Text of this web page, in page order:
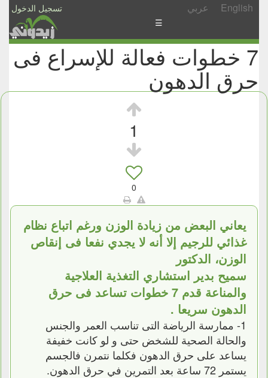
تسجيل الدخول عربي English
الأخبار
الأسئلة
والمشاركات
☰
7 خطوات فعالة للإسراع فى
حرق الدهون
1
0
يعاني البعض من زيادة الوزن ورغم اتباع نظام
غذائي للرجيم إلا أنه لا يجدي نفعا فى إنقاص
الوزن، الدكتور
سميح بدير استشاري التغذية العلاجية
والمناعة قدم 7 خطوات تساعد فى حرق
الدهون سريعا .
1- ممارسة الرياضة التى تناسب العمر والجنس
والحالة الصحية للشخض حتى و لو كانت خفيفة
يساعد على حرق الدهون فكلما نتمرن فالجسم
يستمر 72 ساعة بعد التمرين في حرق الدهون.